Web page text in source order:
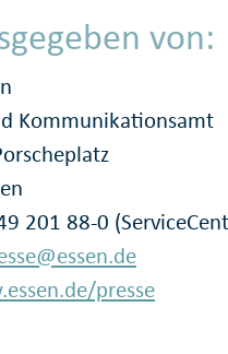
von:
Kommunikationsamt
201 88-0
presse